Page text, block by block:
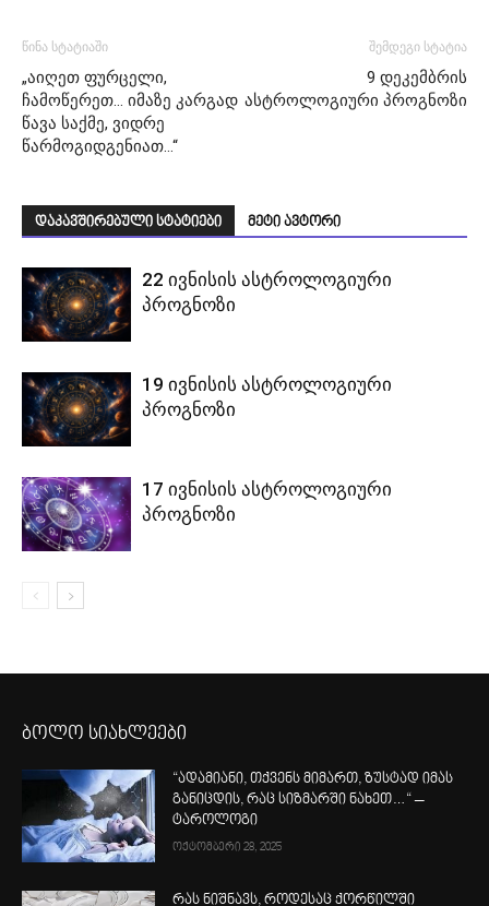
წინა სტატიაში
„აიღეთ ფურცელი,
ჩამოწერეთ… იმაზე კარგად
წავა საქმე, ვიდრე
წარმოგიდგენიათ…“
შემდეგი სტატია
9 დეკემბრის
ასტროლოგიური პროგნოზი
დაკავშირებული სტატიები მეტი ავტორი
22 ივნისის ასტროლოგიური
პროგნოზი
19 ივნისის ასტროლოგიური
პროგნოზი
17 ივნისის ასტროლოგიური
პროგნოზი
ბოლო სიახლეები
“ადამიანი, თქვენს მიმართ, ზუსტად იმას
განიცდის, რაც სიზმარში ნახეთ…“ –
ტაროლოგი
ოქტომბერი 28, 2025
რას ნიშნავს, როდესაც ქორწილში